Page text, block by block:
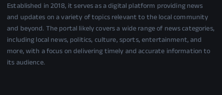
Established in 2018, it serves as a digital platform providing news
and updates on a variety of topics relevant to the local community
and beyond. The portal likely covers a wide range of news categories,
including local news, politics, culture, sports, entertainment, and
more, with a focus on delivering timely and accurate information to
its audience.